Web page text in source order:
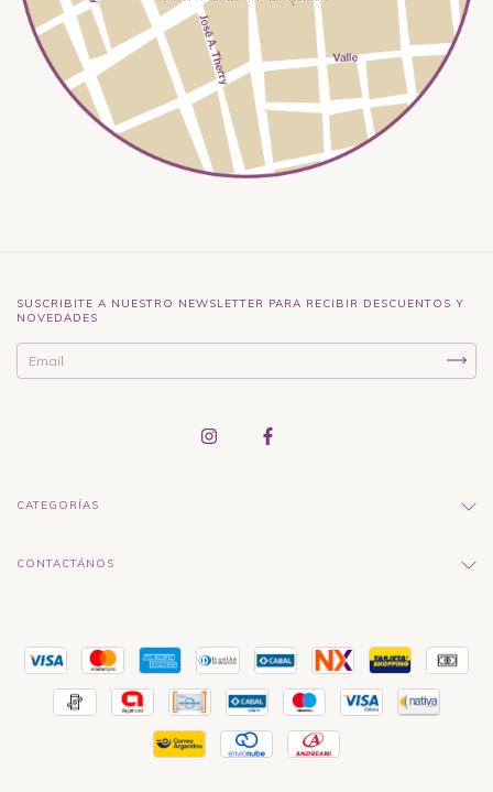
SUSCRIBITE A NUESTRO NEWSLETTER PARA RECIBIR DESCUENTOS Y
NOVEDADES
CATEGORÍAS
CONTACTÁNOS